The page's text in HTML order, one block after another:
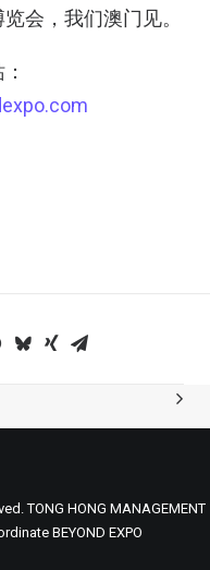
会，我们澳门见。
TONG HONG MANAGEMENT
BEYOND EXPO